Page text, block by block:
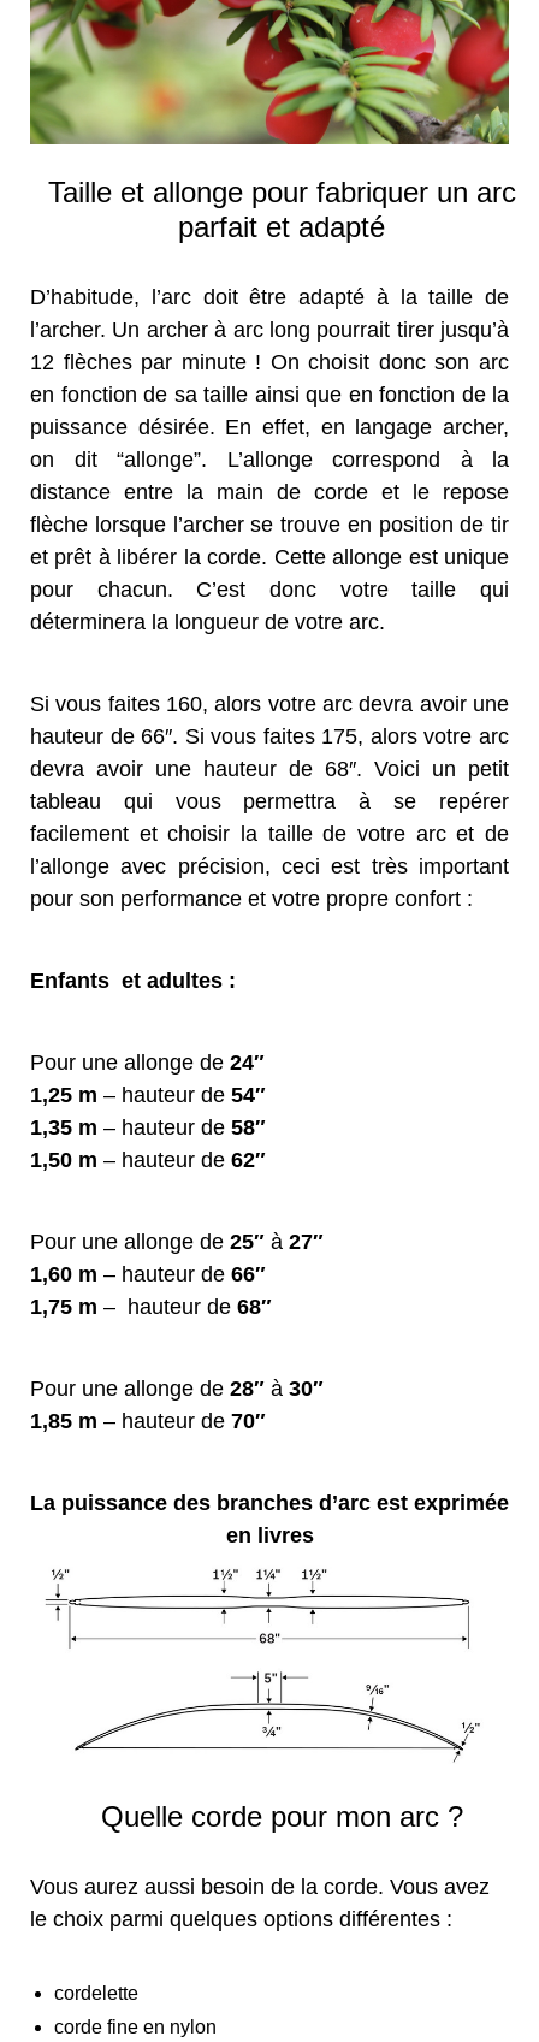
Taille et allonge pour fabriquer un arc
parfait et adapté
D’habitude, l’arc doit être adapté à la taille de
l’archer. Un archer à arc long pourrait tirer jusqu’à
12 flèches par minute ! On choisit donc son arc
en fonction de sa taille ainsi que en fonction de la
puissance désirée. En effet, en langage archer,
on dit “allonge”. L’allonge correspond à la
distance entre la main de corde et le repose
flèche lorsque l’archer se trouve en position de tir
et prêt à libérer la corde. Cette allonge est unique
pour chacun. C’est donc votre taille qui
déterminera la longueur de votre arc.
Si vous faites 160, alors votre arc devra avoir une
hauteur de 66″. Si vous faites 175, alors votre arc
devra avoir une hauteur de 68″. Voici un petit
tableau qui vous permettra à se repérer
facilement et choisir la taille de votre arc et de
l’allonge avec précision, ceci est très important
pour son performance et votre propre confort :
Enfants et adultes :
Pour une allonge de 24″
1,25 m – hauteur de 54″
1,35 m – hauteur de 58″
1,50 m – hauteur de 62″
Pour une allonge de 25″ à 27″
1,60 m – hauteur de 66″
1,75 m – hauteur de 68″
Pour une allonge de 28″ à 30″
1,85 m – hauteur de 70″
La puissance des branches d’arc est exprimée
en livres
Quelle corde pour mon arc ?
Vous aurez aussi besoin de la corde. Vous avez
le choix parmi quelques options différentes :
cordelette
corde fine en nylon